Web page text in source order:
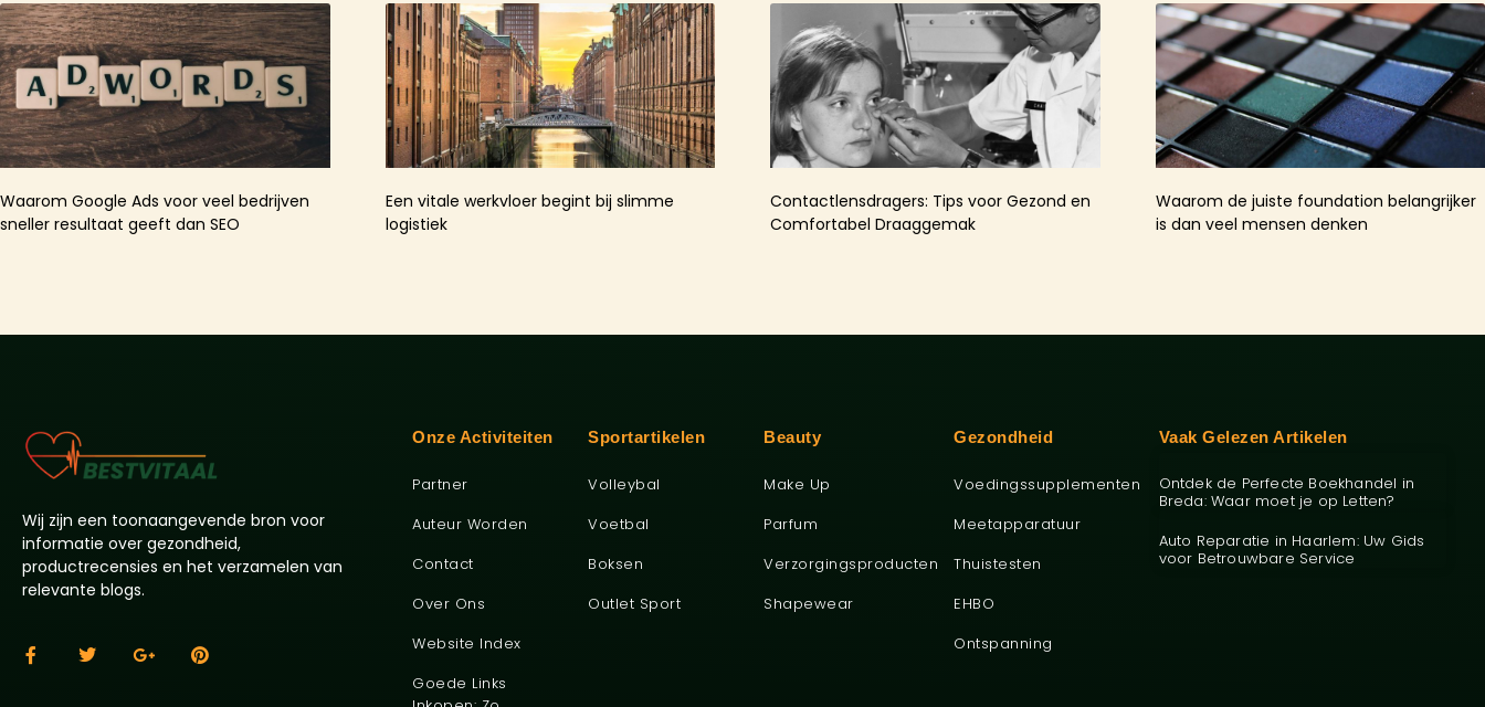
Waarom Google Ads voor veel bedrijven
sneller resultaat geeft dan SEO
Een vitale werkvloer begint bij slimme
logistiek
Contactlensdragers: Tips voor Gezond en
Comfortabel Draaggemak
Waarom de juiste foundation belangrijker
is dan veel mensen denken
Wij zijn een toonaangevende bron voor
informatie over gezondheid,
productrecensies en het verzamelen van
relevante blogs.
Onze Activiteiten
Partner
Auteur Worden
Contact
Over Ons
Website Index
Goede Links
Sportartikelen
Volleybal
Voetbal
Boksen
Outlet Sport
Beauty
Make Up
Parfum
Verzorgingsproducten
Shapewear
Gezondheid
Voedingssupplementen
Meetapparatuur
Thuistesten
EHBO
Ontspanning
Vaak Gelezen Artikelen
Ontdek de Perfecte Boekhandel in
Breda: Waar moet je op Letten?
Auto Reparatie in Haarlem: Uw Gids
voor Betrouwbare Service